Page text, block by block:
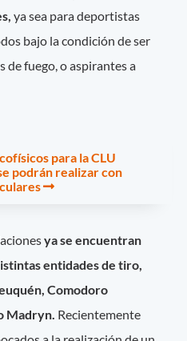
ya sea para deportistas
bajo la condición de ser
de fuego, o aspirantes a
para la CLU
podrán realizar con
ya se encuentran
entidades de tiro,
Comodoro
Madryn. Recientemente